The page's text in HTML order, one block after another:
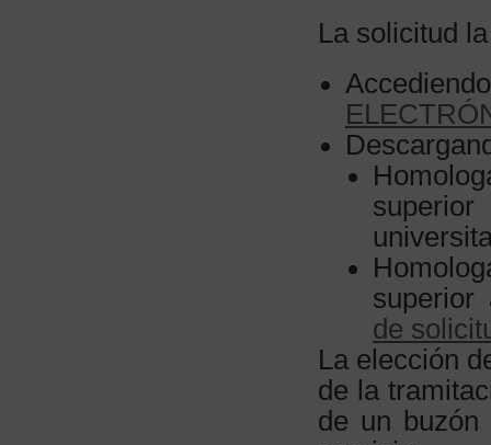
La solicitud
de
La elección
de la
de un buzón